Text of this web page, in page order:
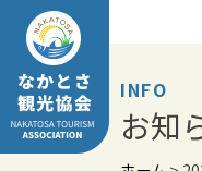
Skip
content
INFO
お知